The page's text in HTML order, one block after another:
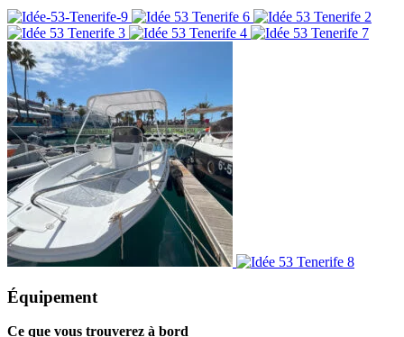
Équipement
Ce que vous trouverez à bord